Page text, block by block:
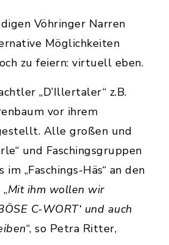
Vöhringer Narren
Möglichkeiten
zu feiern: virtuell eben.
„D’Illertaler“ z.B.
vor ihrem
Alle großen und
und Faschingsgruppen
„Faschings-Häs“ an den
Mit ihm wollen wir
C-WORT‘ und auch
“, so Petra Ritter,